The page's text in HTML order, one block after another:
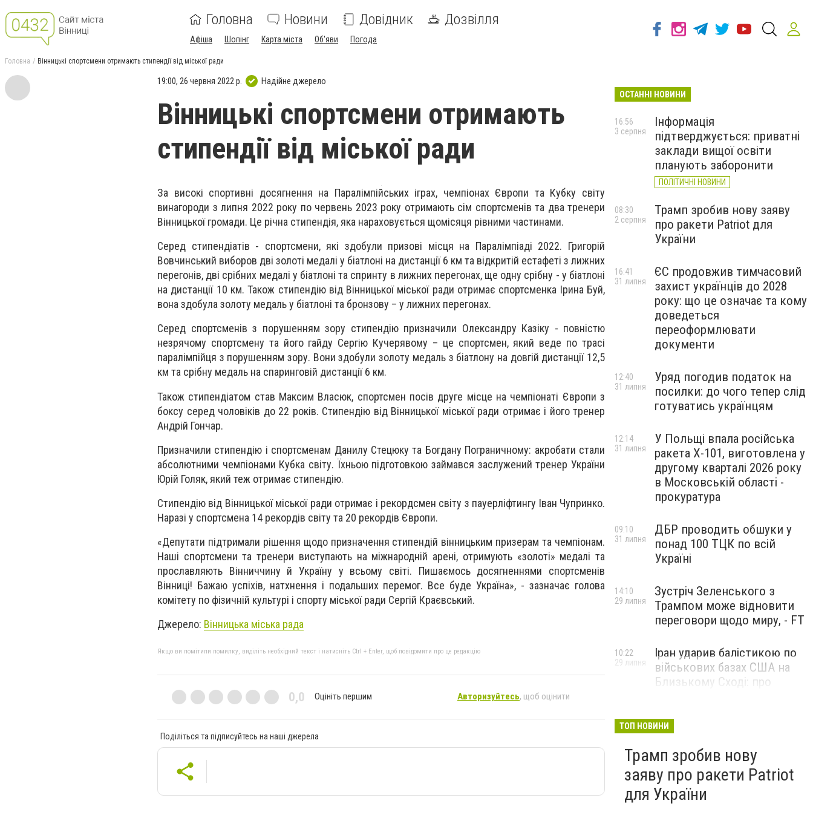
Головна Новини Довідник Дозвілля
Афіша Шопінг Карта міста Об'яви Погода
Головна Вінницькі спортсмени отримають стипендії від міської ради
19:00, 26 червня 2022 р. Надійне джерело
Вінницькі спортсмени отримають
стипендії від міської ради
За високі спортивні досягнення на Паралімпійських іграх, чемпіонах Європи та Кубку світу
винагороди з липня 2022 року по червень 2023 року отримають сім спортсменів та два тренери
Вінницької громади. Це річна стипендія, яка нараховується щомісяця рівними частинами.
Серед стипендіатів - спортсмени, які здобули призові місця на Паралімпіаді 2022. Григорій
Вовчинський виборов дві золоті медалі у біатлоні на дистанції 6 км та відкритій естафеті з лижних
перегонів, дві срібних медалі у біатлоні та спринту в лижних перегонах, ще одну срібну - у біатлоні
на дистанції 10 км. Також стипендію від Вінницької міської ради отримає спортсменка Ірина Буй,
вона здобула золоту медаль у біатлоні та бронзову – у лижних перегонах.
Серед спортсменів з порушенням зору стипендію призначили Олександру Казіку - повністю
незрячому спортсмену та його гайду Сергію Кучерявому – це спортсмен, який веде по трасі
паралімпійця з порушенням зору. Вони здобули золоту медаль з біатлону на довгій дистанції 12,5
км та срібну медаль на спаринговій дистанції 6 км.
Також стипендіатом став Максим Власюк, спортсмен посів друге місце на чемпіонаті Європи з
боксу серед чоловіків до 22 років. Стипендію від Вінницької міської ради отримає і його тренер
Андрій Гончар.
Призначили стипендію і спортсменам Данилу Стецюку та Богдану Пограничному: акробати стали
абсолютними чемпіонами Кубка світу. Їхньою підготовкою займався заслужений тренер України
Юрій Голяк, який теж отримає стипендію.
Стипендію від Вінницької міської ради отримає і рекордсмен світу з пауерліфтингу Іван Чупринко.
Наразі у спортсмена 14 рекордів світу та 20 рекордів Європи.
«Депутати підтримали рішення щодо призначення стипендій вінницьким призерам та чемпіонам.
Наші спортсмени та тренери виступають на міжнародній арені, отримують «золоті» медалі та
прославляють Вінниччину й Україну у всьому світі. Пишаємось досягненнями спортсменів
Вінниці! Бажаю успіхів, натхнення і подальших перемог. Все буде Україна», - зазначає голова
комітету по фізичній культурі і спорту міської ради Сергій Краєвський.
Джерело: Вінницька міська рада
Якщо ви помітили помилку, виділіть необхідний текст і натисніть Ctrl + Enter, щоб повідомити про це редакцію
0,0 Оцініть першим Авторизуйтесь, щоб оцінити
Поділіться та підписуйтесь на наші джерела
ОСТАННІ НОВИНИ
Інформація
підтверджується: приватні
заклади вищої освіти
планують заборонити
ПОЛІТИЧНІ НОВИНИ
16:56
3 серпня
Трамп зробив нову заяву
про ракети Patriot для
України
08:30
2 серпня
ЄС продовжив тимчасовий
захист українців до 2028
року: що це означає та кому
доведеться
переоформлювати
документи
16:41
31 липня
Уряд погодив податок на
посилки: до чого тепер слід
готуватись українцям
12:40
31 липня
У Польщі впала російська
ракета X-101, виготовлена у
другому кварталі 2026 року
в Московській області -
прокуратура
12:14
31 липня
ДБР проводить обшуки у
понад 100 ТЦК по всій
Україні
09:10
31 липня
Зустріч Зеленського з
Трампом може відновити
переговори щодо миру, - FT
14:10
29 липня
Іран ударив балістикою по
військових базах США на
Близькому Сході: про
10:22
29 липня
ТОП НОВИНИ
Трамп зробив нову
заяву про ракети Patriot
для України